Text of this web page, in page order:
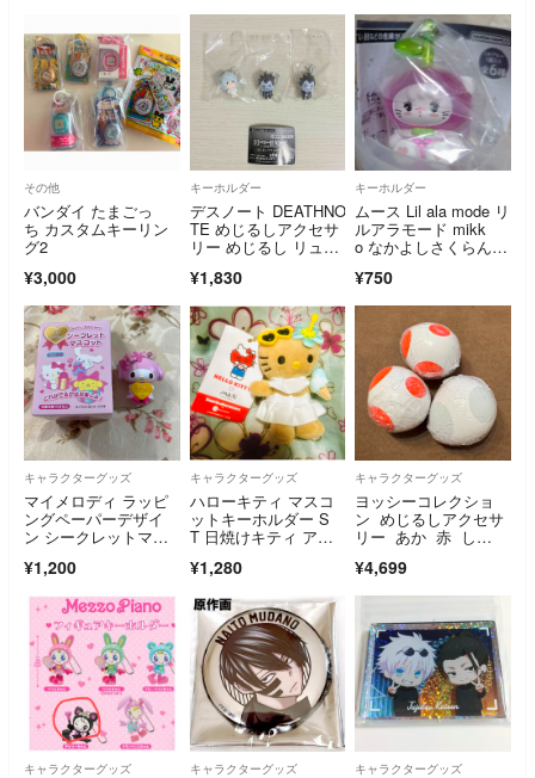
その他
バンダイ たまごっ
ち カスタムキーリン
グ2
¥3,000
キーホルダー
デスノート DEATHNO
TE めじるしアクセサ
リー めじるし リュー
¥1,830
キーホルダー
ムース Lil ala mode リ
ルアラモード mikk
o なかよしさくらんぼ
ャ
¥750
キャラクターグッズ
マイメロディ ラッピ
ングペーパーデザイ
ン シークレットマス
¥1,200
キャラクターグッズ
ハローキティ マスコ
ットキーホルダー S
T 日焼けキティ アイ
¥1,280
キャラクターグッズ
ヨッシーコレクショ
ン めじるしアクセサ
リー あか 赤 し
¥4,699
キャラクターグッズ キャラクターグッズ キャラクターグッズ